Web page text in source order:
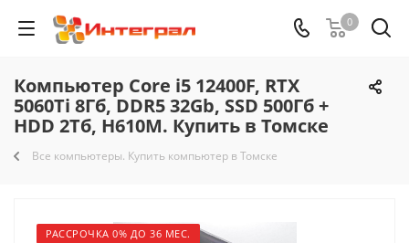
0
Компьютер Core i5 12400F, RTX
5060Ti 8Гб, DDR5 32Gb, SSD 500Гб +
HDD 2Тб, H610M. Купить в Томске
Все компьютеры. Купить компьютер в Томске
РАССРОЧКА 0% ДО 36 МЕС.